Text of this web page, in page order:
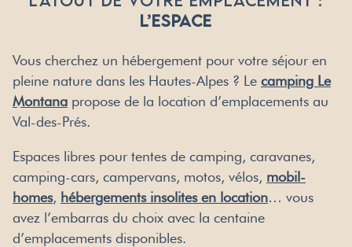
L’ESPACE
Vous cherchez un hébergement pour votre séjour en
pleine nature dans les Hautes-Alpes ? Le camping Le
Montana propose de la location d’emplacements au
Val-des-Prés.
Espaces libres pour tentes de camping, caravanes,
camping-cars, campervans, motos, vélos, mobil-
homes, hébergements insolites en location… vous
avez l’embarras du choix avec la centaine
d’emplacements disponibles.